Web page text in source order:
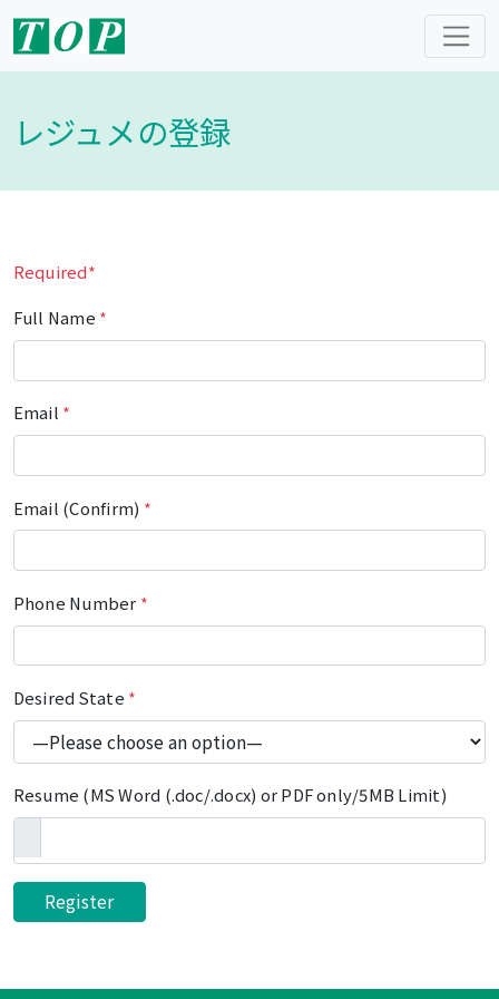
レジュメの登録
Required*
Full Name *
Email *
Email (Confirm) *
Phone Number *
Desired State *
Resume (MS Word (.doc/.docx) or PDF only/5MB Limit)